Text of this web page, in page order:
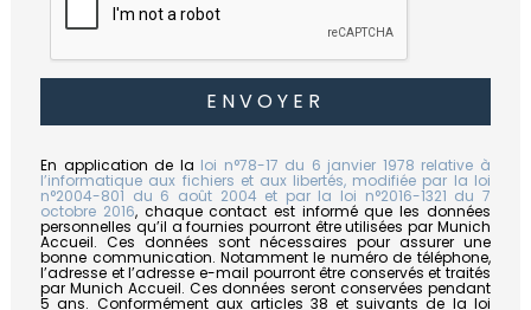
En application de la loi n°78-17 du 6 janvier 1978 relative à
l’informatique aux fichiers et aux libertés, modifiée par la loi
n°2004-801 du 6 août 2004 et par la loi n°2016-1321 du 7
octobre 2016, chaque contact est informé que les données
personnelles qu’il a fournies pourront être utilisées par Munich
Accueil. Ces données sont nécessaires pour assurer une
bonne communication. Notamment le numéro de téléphone,
l’adresse et l’adresse e-mail pourront être conservés et traités
par Munich Accueil. Ces données seront conservées pendant
5 ans. Conformément aux articles 38 et suivants de la loi